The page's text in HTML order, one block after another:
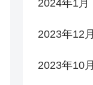
2024年1月
2023年12月
2023年10月